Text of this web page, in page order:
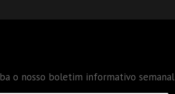
o nosso boletim informativo semanal